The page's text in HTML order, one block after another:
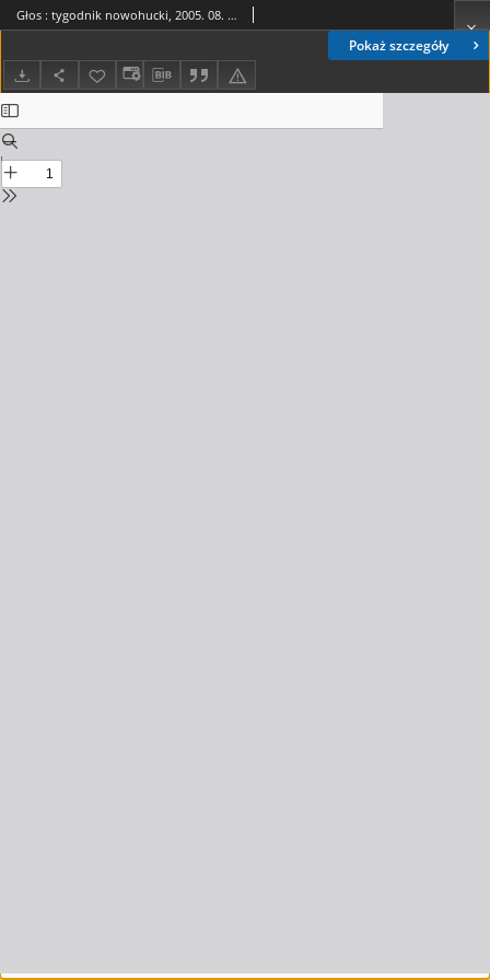
Pokaż szczegóły
Głos : tygodnik nowohucki, 2005. 08. 26, nr 35